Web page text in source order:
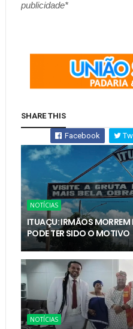
publicidade*
SHARE THIS
Facebook
NOTÍCIAS
ITUAÇU: IRMÃOS MORREM
PODE TER SIDO O MOTIVO
NOTÍCIAS